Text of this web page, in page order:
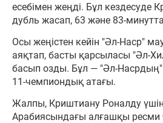
есебімен жеңді. Бұл кездесуде
дубль жасап, 63 және 83-
Осы жеңістен кейін "Әл-Наср"
аяқтап, басты қарсыласы "Әл-
басып озды. Бұл — "Әл-
11-чемпиондық атағы.
Жалпы, Криштиану Роналду
Арабиясындағы алғашқы ресми